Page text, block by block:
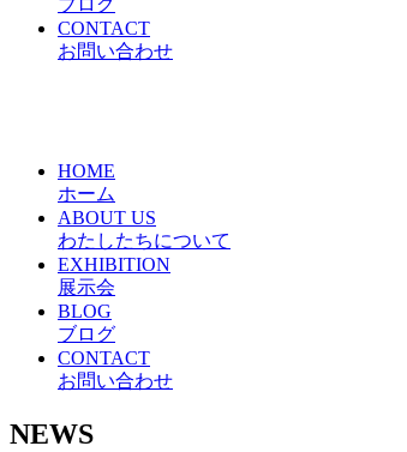
CONTACT
お問い合わせ
HOME
ホーム
ABOUT US
わたしたちについて
EXHIBITION
展示会
BLOG
ブログ
CONTACT
お問い合わせ
NEWS